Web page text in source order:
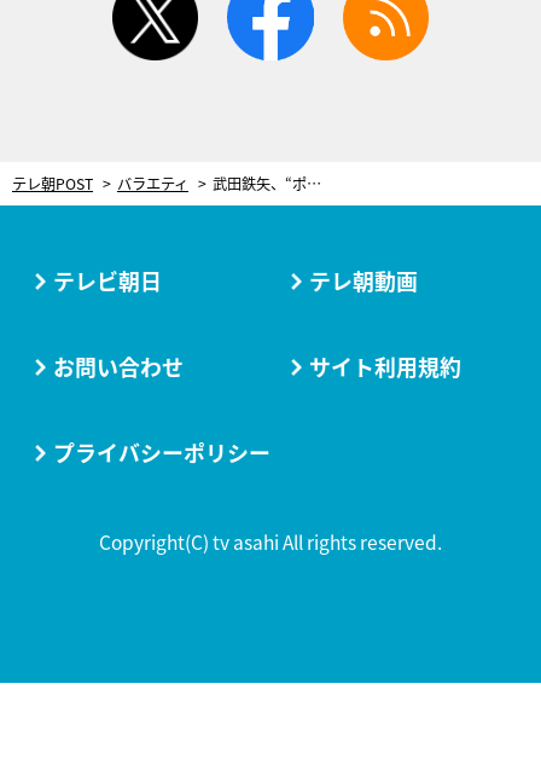
テレ朝POST バラエティ 武田鉄矢、“ポツンと一軒家”について熱く語る！「自給自足目指したほど憧れてる」
テレビ朝日 テレ朝動画
お問い合わせ サイト利用規約
プライバシーポリシー
Copyright(C) tv asahi All rights reserved.